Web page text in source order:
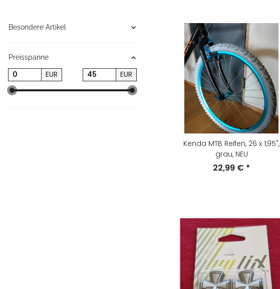
Kenda MTB Reifen, 26 x 1,95",
grau, NEU
22,99 € *
Besondere Artikel
Preisspanne
EUR EUR